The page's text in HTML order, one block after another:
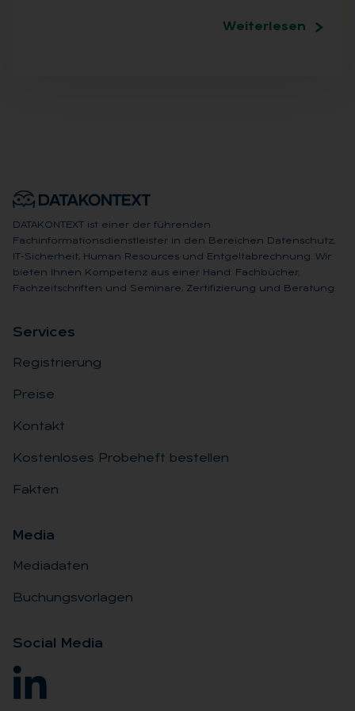
Weiterlesen
DATAKONTEXT ist einer der führenden
Fachinformationsdienstleister in den Bereichen Datenschutz,
IT-Sicherheit, Human Resources und Entgeltabrechnung. Wir
bieten Ihnen Kompetenz aus einer Hand: Fachbücher,
Fachzeitschriften und Seminare, Zertifizierung und Beratung.
Ser­vices
Registrierung
Preise
Kontakt
Kostenloses Probeheft bestellen
Fakten
Me­dia
Mediadaten
Buchungsvorlagen
So­ci­al Me­dia